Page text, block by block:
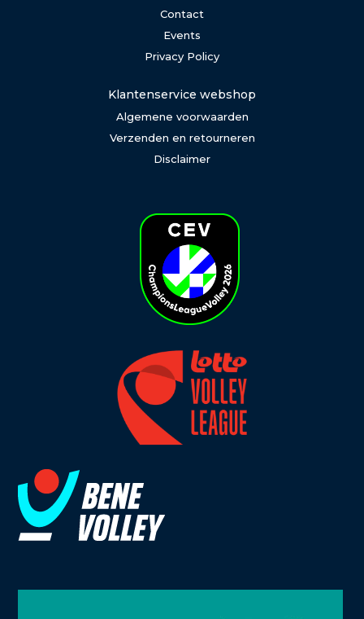
Contact
Events
Privacy Policy
Klantenservice webshop
Algemene voorwaarden
Verzenden en retourneren
Disclaimer